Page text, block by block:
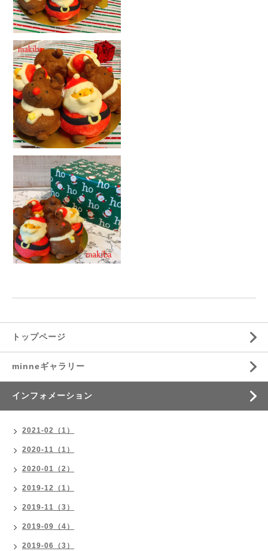
トップページ
minneギャラリー
インフォメーション
2021-02（1）
2020-11（1）
2020-01（2）
2019-12（1）
2019-11（3）
2019-09（4）
2019-06（3）